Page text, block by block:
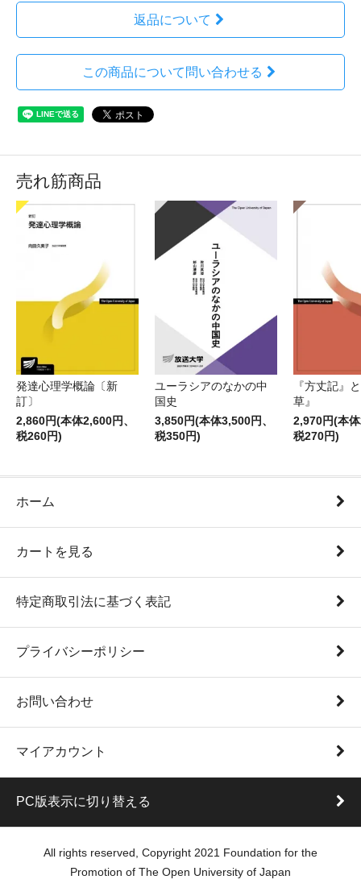
返品について
この商品について問い合わせる
売れ筋商品
発達心理学概論〔新
訂〕
2,860円(本体2,600円、
税260円)
ユーラシアのなかの中
国史
3,850円(本体3,500円、
税350円)
『方丈記』
草』
2,970円(本
税270円)
ホーム
カートを見る
特定商取引法に基づく表記
プライバシーポリシー
お問い合わせ
マイアカウント
PC版表示に切り替える
All rights reserved, Copyright 2021 Foundation for the
Promotion of The Open University of Japan